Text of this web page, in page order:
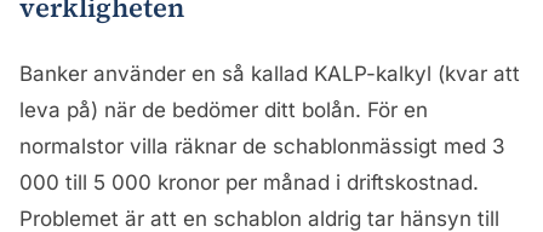
verkligheten
Banker använder en så kallad KALP-kalkyl (kvar att
leva på) när de bedömer ditt bolån. För en
normalstor villa räknar de schablonmässigt med 3
000 till 5 000 kronor per månad i driftskostnad.
Problemet är att en schablon aldrig tar hänsyn till